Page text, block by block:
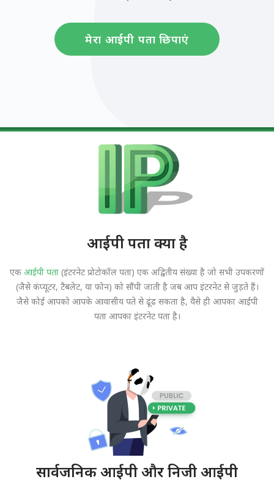
मेरा आईपी पता छिपाएं
आईपी पता क्या है
एक आईपी पता (इंटरनेट प्रोटोकॉल पता) एक अद्वितीय संख्या है जो सभी उपकरणों
(जैसे कंप्यूटर, टैबलेट, या फोन) को सौंपी जाती है जब आप इंटरनेट से जुड़ते हैं।
जैसे कोई आपको आपके आवासीय पते से ढूंढ सकता है, वैसे ही आपका आईपी
पता आपका इंटरनेट पता है।
सार्वजनिक आईपी और निजी आईपी